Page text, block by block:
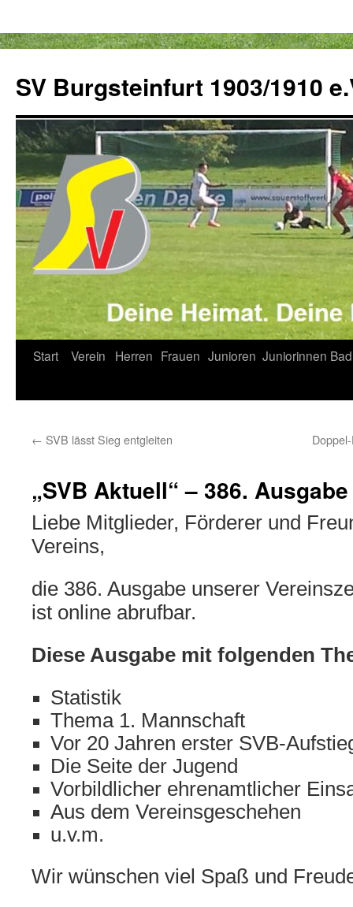
springen
SV Burgsteinfurt 1903/1910
Start Verein Herren Frauen Junioren Juniorinnen
← SVB lässt Sieg entgleiten
„SVB Aktuell“ – 386.
Liebe Mitglieder, Förderer und
Vereins,
die 386. Ausgabe unserer
ist online abrufbar.
Diese Ausgabe mit folgenden
Statistik
Thema 1. Mannschaft
Vor 20 Jahren erster SVB-
Die Seite der Jugend
Vorbildlicher ehrenamtlicher
Aus dem Vereinsgeschehen
u.v.m.
Wir wünschen viel Spaß und